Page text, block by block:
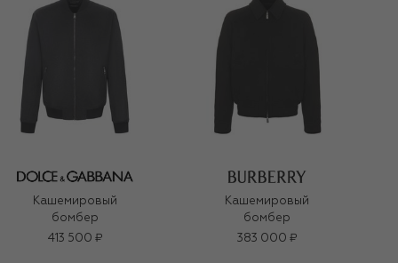
Кашемировый
бомбер
413 500 ₽
Кашемировый
бомбер
383 000 ₽